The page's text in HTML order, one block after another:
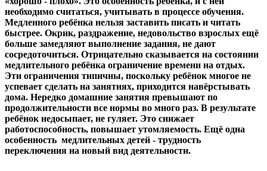
необходимо считаться, учитывать в процессе обучения.
Медленного ребёнка нельзя заставить писать и читать
быстрее. Окрик, раздражение, недовольство взрослых ещё
больше замедляют выполнение задания, не дают
сосредоточиться. Отрицательно сказывается на состоянии
медлительного ребёнка ограничение времени на отдых.
Эти ограничения типичны, поскольку ребёнок многое не
успевает сделать на занятиях, приходится навёрстывать
дома. Нередко домашние занятия превышают по
продолжительности все нормы во много раз. В результате
ребёнок недосыпает, не гуляет. Это снижает
работоспособность, повышает утомляемость. Ещё одна
особенность медлительных детей - трудность
переключения на новый вид деятельности.